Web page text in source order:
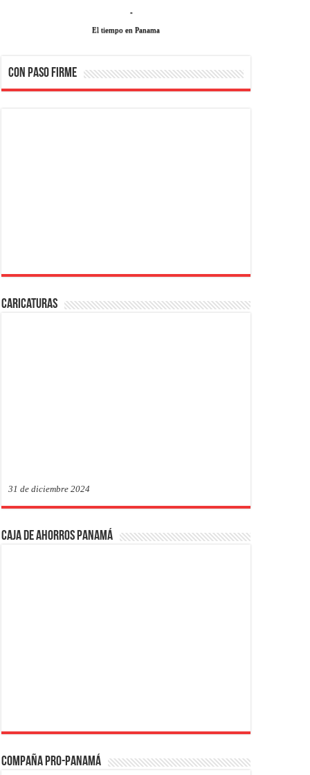
-
El tiempo en Panama
CON PASO FIRME
Caricaturas
31 de diciembre 2024
Caja de Ahorros Panamá
Compaña PRO-Panamá